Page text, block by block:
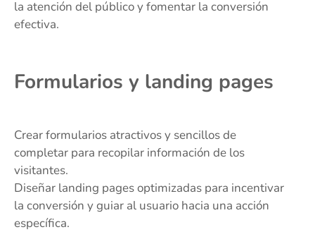
la atención del público y fomentar la conversión
efectiva.
Formularios y landing pages
Crear formularios atractivos y sencillos de
completar para recopilar información de los
visitantes.
Diseñar landing pages optimizadas para incentivar
la conversión y guiar al usuario hacia una acción
específica.